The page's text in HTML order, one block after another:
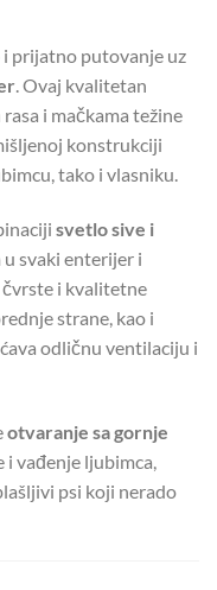
prijatno putovanje uz
. Ovaj kvalitetan
i mačkama težine
konstrukciji
tako i vlasniku.
svetlo sive i
u svaki enterijer i
i kvalitetne
strane, kao i
odličnu ventilaciju i
otvaranje sa gornje
i vađenje ljubimca,
psi koji nerado